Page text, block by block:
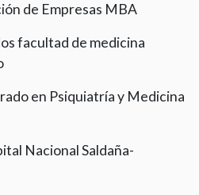
de Empresas MBA
facultad de medicina
en Psiquiatría y Medicina
Nacional Saldaña-